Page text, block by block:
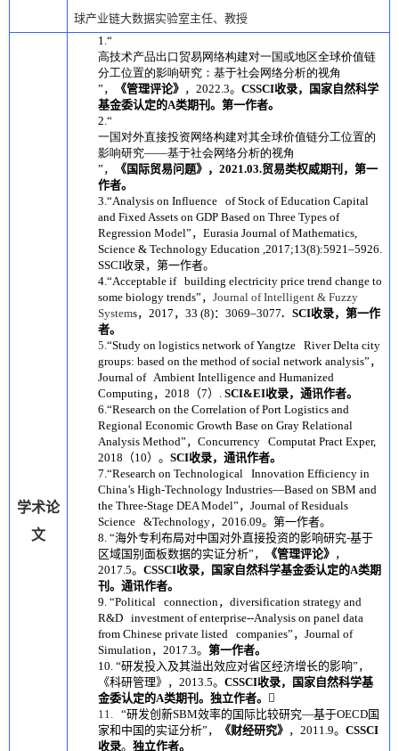
球产业链大数据实验室主任、教授
学术论
文
1.“
高技术产品出口贸易网络构建对一国或地区全球价值链
分工位置的影响研究：基于社会网络分析的视角
”，
《管理评论》 ， 2022.3。 CSSCI收录，国家自然科学
基金委认定的A类期刊。第一作者。
2.“
一国对外直接投资网络构建对其全球价值链分工位置的
影响研究——基于社会网络分析的视角
”，
《国际贸易问题》， 2021.03.贸易类权威期刊，第一
作者。
3.“Analysis on Influence of Stock of Education Capital
and Fixed Assets on GDP Based on Three Types of
Regression Model” ， Eurasia Journal of Mathematics,
Science & Technology Education ,2017;13(8):5921–5926.
SSCI收录，第一作者。
4.“Acceptable if building electricity price trend change to
some biology trends” ， Journal of Intelligent & Fuzzy
Systems， 2017 ， 33 (8)： 3069–3077. SCI收录，第一作
者。
5.“Study on logistics network of Yangtze River Delta city
groups: based on the method of social network analysis” ，
Journal of Ambient Intelligence and Humanized
Computing ， 2018 （7） . SCI&EI收录，通讯作者。
6.“Research on the Correlation of Port Logistics and
Regional Economic Growth Base on Gray Relational
Analysis Method” ， Concurrency Computat Pract Exper,
2018 （10）。 SCI收录，通讯作者。
7.“Research on Technological Innovation Efficiency in
China’s High-Technology Industries—Based on SBM and
the Three-Stage DEA Model” ， Journal of Residuals
Science &Technology， 2016.09。第一作者。
8. “海外专利布局对中国对外直接投资的影响研究-基于
区域国别面板数据的实证分析” ， 《管理评论》 ，
2017.5。 CSSCI收录，国家自然科学基金委认定的A类期
刊。通讯作者。
9. “Political connection， diversification strategy and
R&D investment of enterprise--Analysis on panel data
from Chinese private listed companies” ， Journal of
Simulation， 2017.3。 第一作者。
10. “研发投入及其溢出效应对省区经济增长的影响” ，
《科研管理》， 2013.5。 CSSCI收录，国家自然科学基
金委认定的A类期刊。独立作者。

11. “研发创新SBM效率的国际比较研究—基于OECD国
家和中国的实证分析” ， 《财经研究》 ， 2011.9。 CSSCI
收录。 独立作者。